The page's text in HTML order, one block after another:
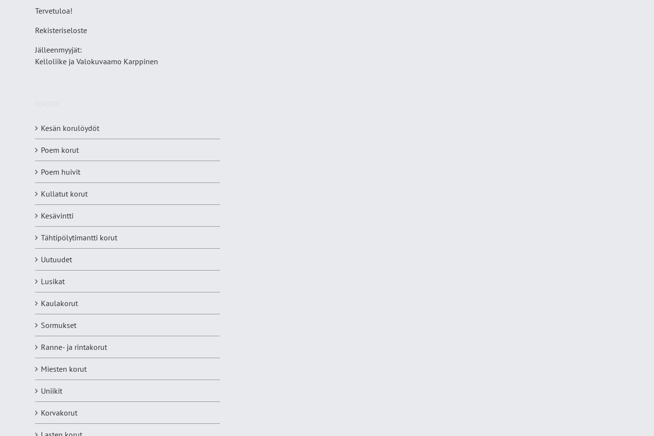
Tervetuloa!
Rekisteriseloste
Jälleenmyyjät:
Kelloliike ja Valokuvaamo Karppinen
Kesän korulöydöt
Poem korut
Poem huivit
Kullatut korut
Kesävintti
Tähtipölytimantti korut
Uutuudet
Lusikat
Kaulakorut
Sormukset
Ranne- ja rintakorut
Miesten korut
Uniikit
Korvakorut